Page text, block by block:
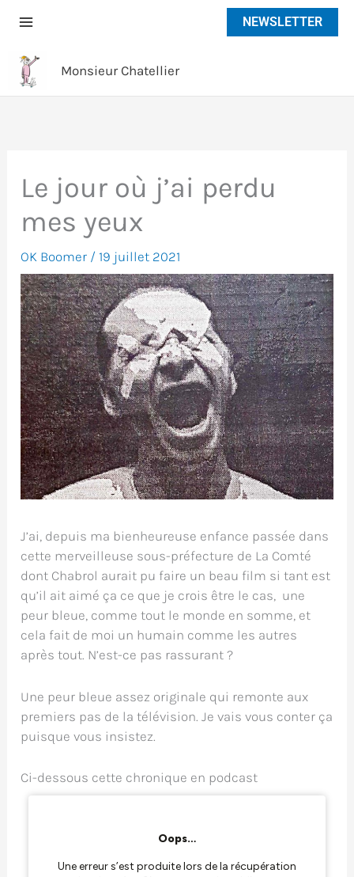
NEWSLETTER
Monsieur Chatellier
Le jour où j’ai perdu
mes yeux
OK Boomer /19 juillet 2021
J’ai, depuis ma bienheureuse enfance passée dans
cette merveilleuse sous-préfecture de La Comté
dont Chabrol aurait pu faire un beau film si tant est
qu’il ait aimé ça ce que je crois être le cas, une
peur bleue, comme tout le monde en somme, et
cela fait de moi un humain comme les autres
après tout. N’est-ce pas rassurant ?
Une peur bleue assez originale qui remonte aux
premiers pas de la télévision. Je vais vous conter ça
puisque vous insistez.
Ci-dessous cette chronique en podcast